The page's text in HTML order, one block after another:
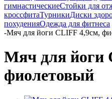
гимнастическиеСтойки для
кроссфитаТурникиДиски
похуденияОдежда для фитнеса
-Мяч для йоги CLIFF 4,9см,
Мяч для йоги
фиолетовый